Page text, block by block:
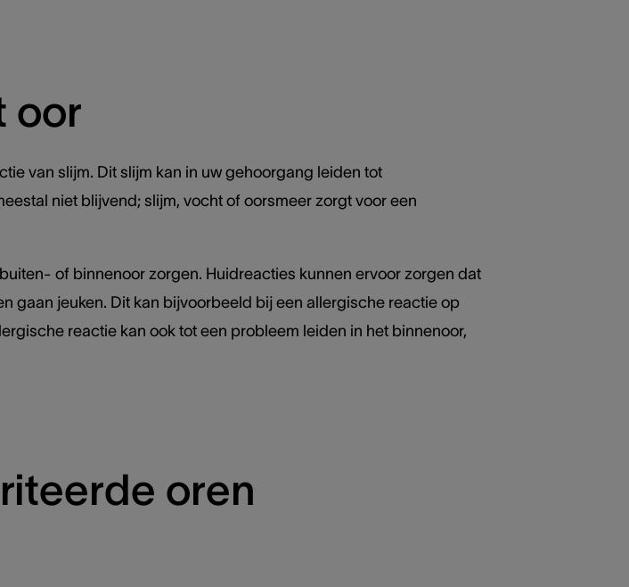
oor
van slijm. Dit slijm kan in uw gehoorgang leiden tot
niet blijvend; slijm, vocht of oorsmeer zorgt voor een
of binnenoor zorgen. Huidreacties kunnen ervoor zorgen dat
gaan jeuken. Dit kan bijvoorbeeld bij een allergische reactie op
reactie kan ook tot een probleem leiden in het binnenoor,
oren